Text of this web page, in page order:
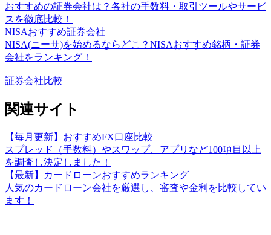
おすすめの証券会社は？各社の手数料・取引ツールやサービ
スを徹底比較！
NISAおすすめ証券会社
NISA(ニーサ)を始めるならどこ？NISAおすすめ銘柄・証券
会社をランキング！
証券会社比較
関連サイト
【毎月更新】おすすめFX口座比較
スプレッド（手数料）やスワップ、アプリなど100項目以上
を調査し決定しました！
【最新】カードローンおすすめランキング
人気のカードローン会社を厳選し、審査や金利を比較してい
ます！